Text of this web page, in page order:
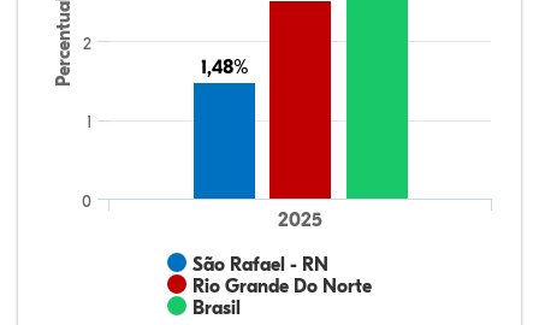
Percentual 1,48%
1,48%
São Rafael - RN
Rio Grande Do Norte
Brasil
2025
0
1
2